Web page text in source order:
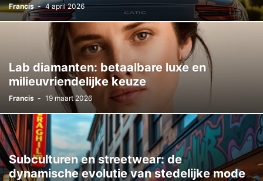
Francis - 4 april 2026
Lab diamanten: betaalbare luxe en
milieuvriendelijke keuze
Francis - 19 maart 2026
Subculturen en streetwear: de
dynamische evolutie van stedelijke mode